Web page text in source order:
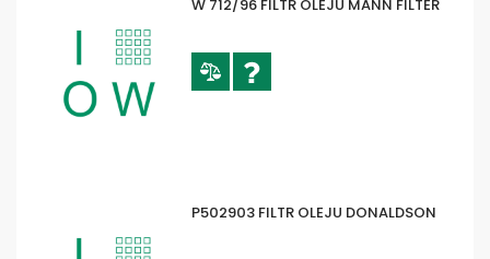
W 712/96 FILTR OLEJU MANN FILTER
P502903 FILTR OLEJU DONALDSON